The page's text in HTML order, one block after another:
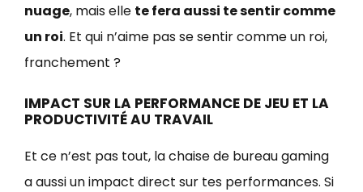
nuage, mais elle te fera aussi te sentir comme
un roi. Et qui n’aime pas se sentir comme un roi,
franchement ?
IMPACT SUR LA PERFORMANCE DE JEU ET LA
PRODUCTIVITÉ AU TRAVAIL
Et ce n’est pas tout, la chaise de bureau gaming
a aussi un impact direct sur tes performances. Si